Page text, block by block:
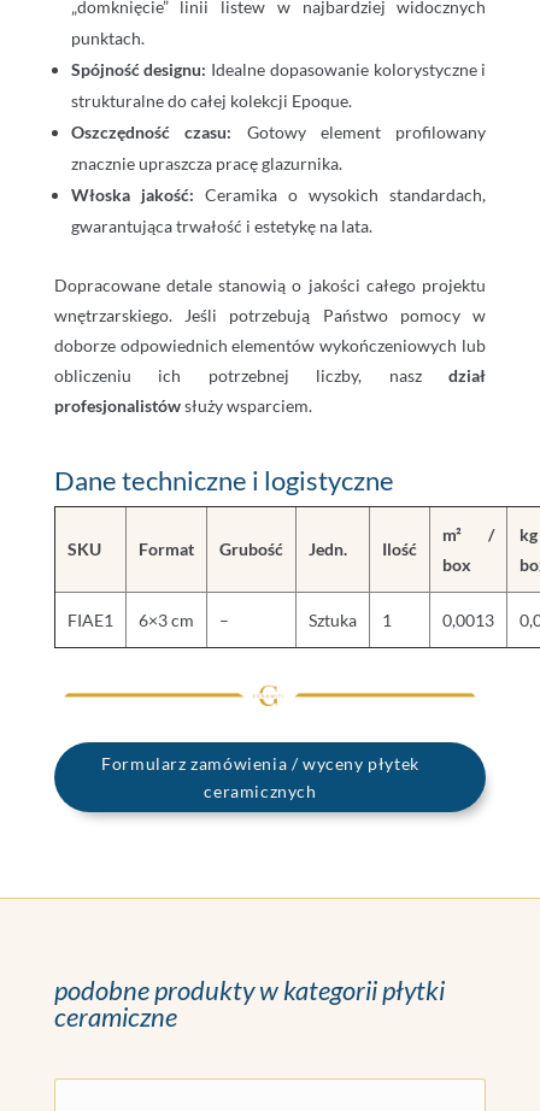
„domknięcie” linii listew w najbardziej widocznych
punktach.
Spójność designu: Idealne dopasowanie kolorystyczne i
strukturalne do całej kolekcji Epoque.
Oszczędność czasu: Gotowy element profilowany
znacznie upraszcza pracę glazurnika.
Włoska jakość: Ceramika o wysokich standardach,
gwarantująca trwałość i estetykę na lata.
Dopracowane detale stanowią o jakości całego projektu
wnętrzarskiego. Jeśli potrzebują Państwo pomocy w
doborze odpowiednich elementów wykończeniowych lub
obliczeniu ich potrzebnej liczby, naszdział
profesjonalistówsłuży wsparciem.
Dane techniczne i logistyczne
SKU Format Grubość Jedn. Ilość
m² /
box
FIAE1 6×3 cm – Sztuka 1 0,0013
Formularz zamówienia / wyceny płytek
ceramicznych
podobne produkty w kategorii płytki
ceramiczne